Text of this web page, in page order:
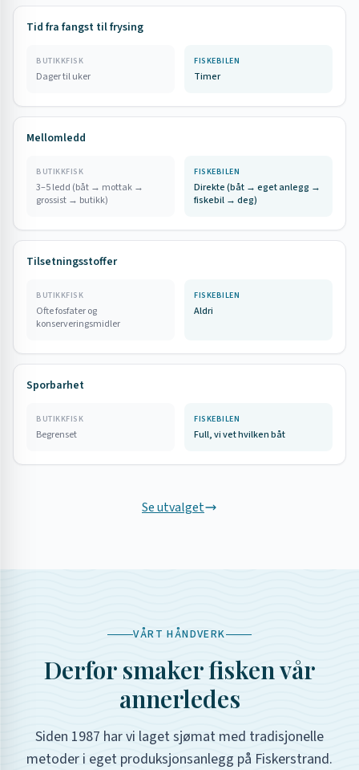
Tid fra fangst til frysing
BUTIKKFISK
Dager til uker
FISKEBILEN
Timer
Mellomledd
BUTIKKFISK
3–5 ledd (båt → mottak →
grossist → butikk)
FISKEBILEN
Direkte (båt → eget anlegg →
fiskebil → deg)
Tilsetningsstoffer
BUTIKKFISK
Ofte fosfater og
konserveringsmidler
FISKEBILEN
Aldri
Sporbarhet
BUTIKKFISK
Begrenset
FISKEBILEN
Full, vi vet hvilken båt
Se utvalget
VÅRT HÅNDVERK
Derfor smaker fisken vår
annerledes
Siden 1987 har vi laget sjømat med tradisjonelle
metoder i eget produksjonsanlegg på Fiskerstrand.